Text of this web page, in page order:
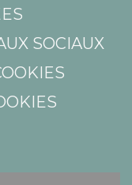
SOCIAUX